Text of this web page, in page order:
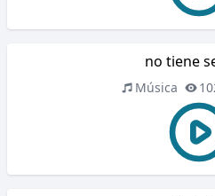
no tiene
Música